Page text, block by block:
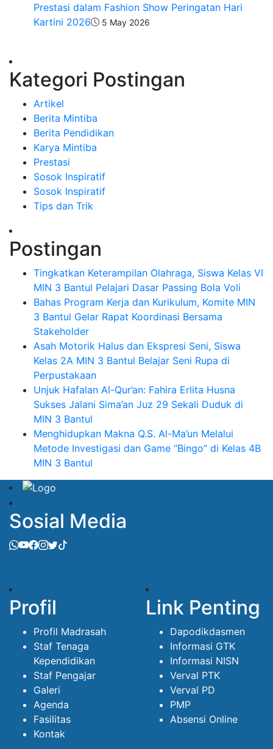
Prestasi dalam Fashion Show Peringatan Hari
Kartini 2026
5 May 2026
Kategori Postingan
Artikel
Berita Mintiba
Berita Pendidikan
Karya Mintiba
Prestasi
Sosok Inspiratif
Sosok Inspiratif
Tips dan Trik
Postingan
Tingkatkan Keterampilan Olahraga, Siswa Kelas VI
MIN 3 Bantul Pelajari Dasar Passing Bola Voli
Bahas Program Kerja dan Kurikulum, Komite MIN
3 Bantul Gelar Rapat Koordinasi Bersama
Stakeholder
Asah Motorik Halus dan Ekspresi Seni, Siswa
Kelas 2A MIN 3 Bantul Belajar Seni Rupa di
Perpustakaan
Unjuk Hafalan Al-Qur’an: Fahira Erlita Husna
Sukses Jalani Sima’an Juz 29 Sekali Duduk di
MIN 3 Bantul
Menghidupkan Makna Q.S. Al-Ma’un Melalui
Metode Investigasi dan Game “Bingo” di Kelas 4B
MIN 3 Bantul
Sosial Media
Profil
Profil Madrasah
Staf Tenaga
Kependidikan
Staf Pengajar
Galeri
Agenda
Fasilitas
Kontak
Link Penting
Dapodikdasmen
Informasi GTK
Informasi NISN
Verval PTK
Verval PD
PMP
Absensi Online